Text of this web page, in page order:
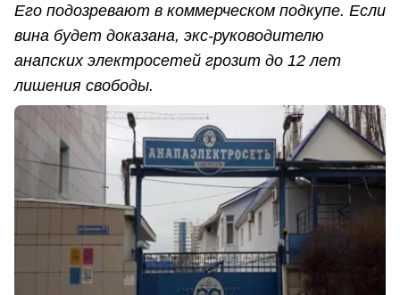
Его подозревают в коммерческом подкупе. Если
вина будет доказана, экс-руководителю
анапских электросетей грозит до 12 лет
лишения свободы.